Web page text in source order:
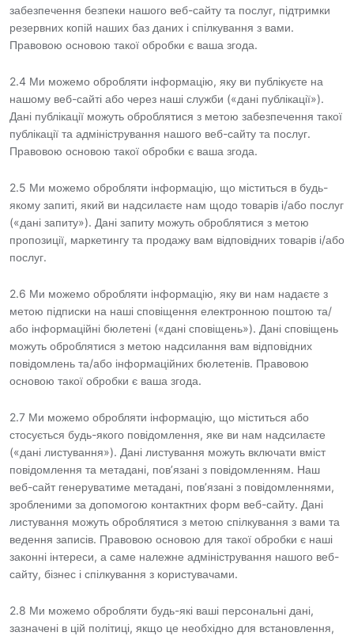
забезпечення безпеки нашого веб-сайту та послуг, підтримки
резервних копій наших баз даних і спілкування з вами.
Правовою основою такої обробки є ваша згода.
2.4 Ми можемо обробляти інформацію, яку ви публікуєте на
нашому веб-сайті або через наші служби («дані публікації»).
Дані публікації можуть оброблятися з метою забезпечення такої
публікації та адміністрування нашого веб-сайту та послуг.
Правовою основою такої обробки є ваша згода.
2.5 Ми можемо обробляти інформацію, що міститься в будь-
якому запиті, який ви надсилаєте нам щодо товарів і/або послуг
(«дані запиту»). Дані запиту можуть оброблятися з метою
пропозиції, маркетингу та продажу вам відповідних товарів і/або
послуг.
2.6 Ми можемо обробляти інформацію, яку ви нам надаєте з
метою підписки на наші сповіщення електронною поштою та/
або інформаційні бюлетені («дані сповіщень»). Дані сповіщень
можуть оброблятися з метою надсилання вам відповідних
повідомлень та/або інформаційних бюлетенів. Правовою
основою такої обробки є ваша згода.
2.7 Ми можемо обробляти інформацію, що міститься або
стосується будь-якого повідомлення, яке ви нам надсилаєте
(«дані листування»). Дані листування можуть включати вміст
повідомлення та метадані, пов’язані з повідомленням. Наш
веб-сайт генеруватиме метадані, пов’язані з повідомленнями,
зробленими за допомогою контактних форм веб-сайту. Дані
листування можуть оброблятися з метою спілкування з вами та
ведення записів. Правовою основою для такої обробки є наші
законні інтереси, а саме належне адміністрування нашого веб-
сайту, бізнес і спілкування з користувачами.
2.8 Ми можемо обробляти будь-які ваші персональні дані,
зазначені в цій політиці, якщо це необхідно для встановлення,